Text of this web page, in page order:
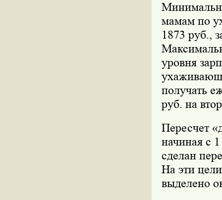
мамам по
1873 руб.,
уровня
получать
руб. на
Пересчет
начиная с
сделан
На эти
выделено